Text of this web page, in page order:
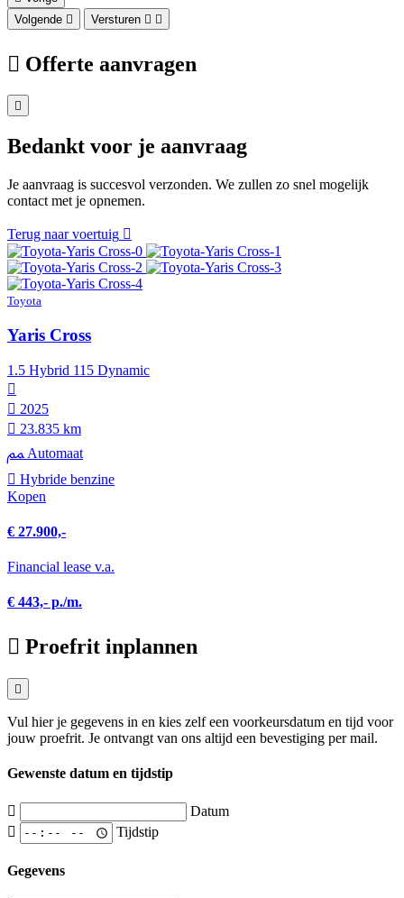
Volgende
Versturen
Offerte aanvragen
Bedankt voor je aanvraag
Je aanvraag is succesvol verzonden. We zullen zo snel mogelijk
contact met je opnemen.
Terug naar voertuig
Toyota
Yaris Cross
1.5 Hybrid 115 Dynamic
2025
23.835 km
Automaat
Hybride benzine
Kopen
€ 27.900,-
Financial lease v.a.
€ 443,- p./m.
Proefrit inplannen
Vul hier je gegevens in en kies zelf een voorkeursdatum en tijd voor
jouw proefrit. Je ontvangt van ons altijd een bevestiging per mail.
Gewenste datum en tijdstip
Datum
Tijdstip
Gegevens